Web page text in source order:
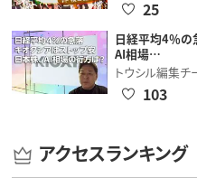
25
日経平均4％の
AI相場…
トウシル編集チ
103
アクセスランキング